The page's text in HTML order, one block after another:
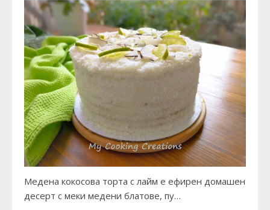
Медена кокосова торта с лайм е ефирен домашен
десерт с меки медени блатове, пу…